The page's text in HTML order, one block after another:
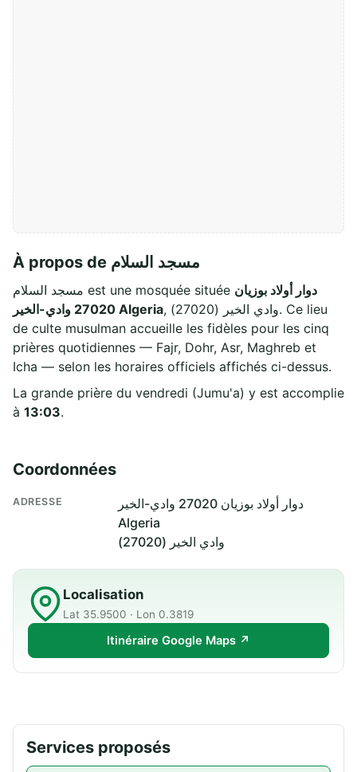
À propos de مسجد السلام
مسجد السلام est une mosquée située دوار أولاد بوزيان
27020 وادي-الخير Algeria, وادي الخير (27020). Ce lieu
de culte musulman accueille les fidèles pour les cinq
prières quotidiennes — Fajr, Dohr, Asr, Maghreb et
Icha — selon les horaires officiels affichés ci-dessus.
La grande prière du vendredi (Jumu'a) y est accomplie
à 13:03.
Coordonnées
ADRESSE
دوار أولاد بوزيان 27020 وادي-الخير
Algeria
وادي الخير (27020)
Localisation
Lat 35.9500 · Lon 0.3819
Itinéraire Google Maps ↗
Services proposés